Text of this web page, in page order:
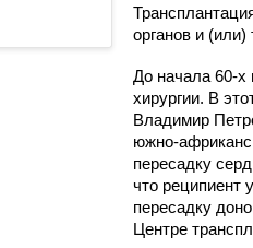
координации
Анестезиологии-
для взрослого
Гематологическое
Кардиологическое
Кардиологическое
больных с острым
коронарным
органов и
До начала 60-х
хирургии. В
Владимир
южно-
пересадку
что реципиент
пересадку
Центре